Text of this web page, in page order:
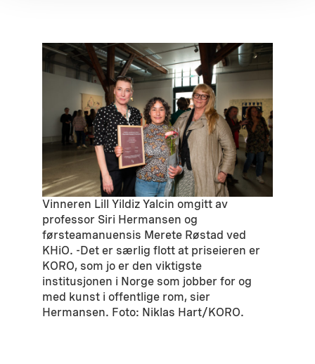
Vinneren Lill Yildiz Yalcin omgitt av
professor Siri Hermansen og
førsteamanuensis Merete Røstad ved
KHiO. -Det er særlig flott at priseieren er
KORO, som jo er den viktigste
institusjonen i Norge som jobber for og
med kunst i offentlige rom, sier
Hermansen. Foto: Niklas Hart/KORO.